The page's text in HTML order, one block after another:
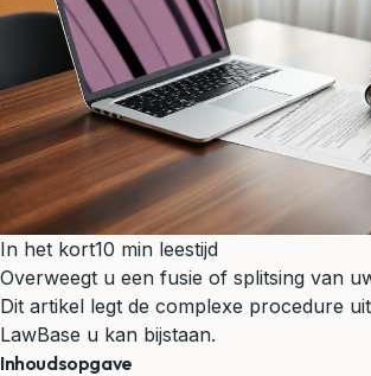
In het kort10 min leestijd
Overweegt u een fusie of splitsing van
Dit artikel legt de complexe procedure
LawBase u kan bijstaan.
Inhoudsopgave